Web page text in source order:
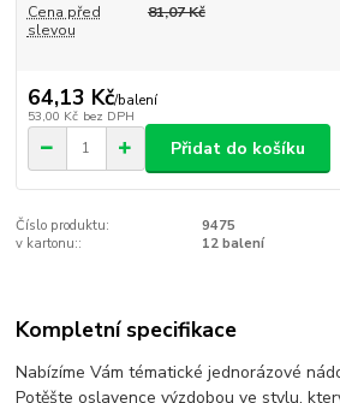
Cena před
slevou
81,07 Kč
64,13 Kč/balení
53,00 Kč bez DPH
Přidat do košíku
Číslo produktu:
9475
v kartonu::
12 balení
Kompletní specifikace
Nabízíme Vám tématické jednorázové
Potěšte oslavence výzdobou ve stylu,